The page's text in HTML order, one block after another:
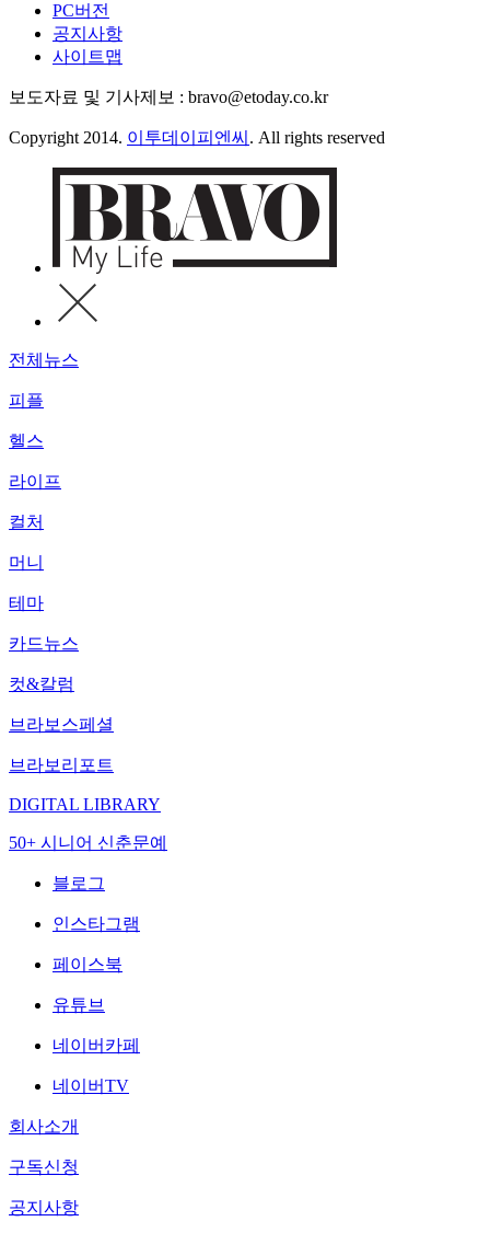
PC버전
공지사항
사이트맵
보도자료 및 기사제보 : bravo@etoday.co.kr
Copyright 2014. 이투데이피엔씨 . All rights reserved
전체뉴스
피플
헬스
라이프
컬처
머니
테마
카드뉴스
컷&칼럼
브라보스페셜
브라보리포트
DIGITAL LIBRARY
50+ 시니어 신춘문예
블로그
인스타그램
페이스북
유튜브
네이버카페
네이버TV
회사소개
구독신청
공지사항